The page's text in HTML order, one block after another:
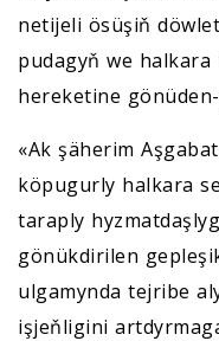
netijeli ösüşiň
pudagyň we
hereketine
«Ak şäherim
köpugurly halkara
taraply
gönükdirilen
ulgamynda tejribe
işjeňligini